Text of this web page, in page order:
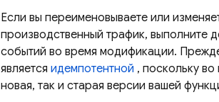
Если вы переименовываете или
производственный трафик, выполните
событий во время модификации.
является идемпотентной , поскольку
новая, так и старая версии вашей